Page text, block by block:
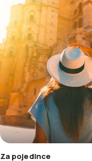
Za pojedince